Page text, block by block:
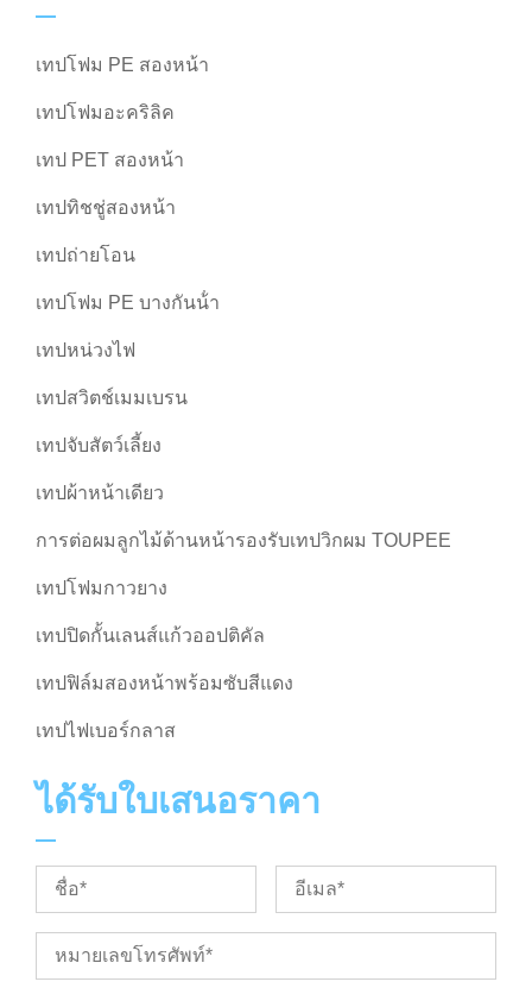
เทปโฟม PE สองหน้า
เทปโฟมอะคริลิค
เทป PET สองหน้า
เทปทิชชู่สองหน้า
เทปถ่ายโอน
เทปโฟม PE บางกันน้ํา
เทปหน่วงไฟ
เทปสวิตช์เมมเบรน
เทปจับสัตว์เลี้ยง
เทปผ้าหน้าเดียว
การต่อผมลูกไม้ด้านหน้ารองรับเทปวิกผม TOUPEE
เทปโฟมกาวยาง
เทปปิดกั้นเลนส์แก้วออปติคัล
เทปฟิล์มสองหน้าพร้อมซับสีแดง
เทปไฟเบอร์กลาส
ได้รับใบเสนอราคา